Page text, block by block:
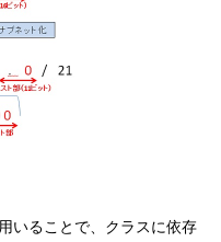
いることで、クラスに依存